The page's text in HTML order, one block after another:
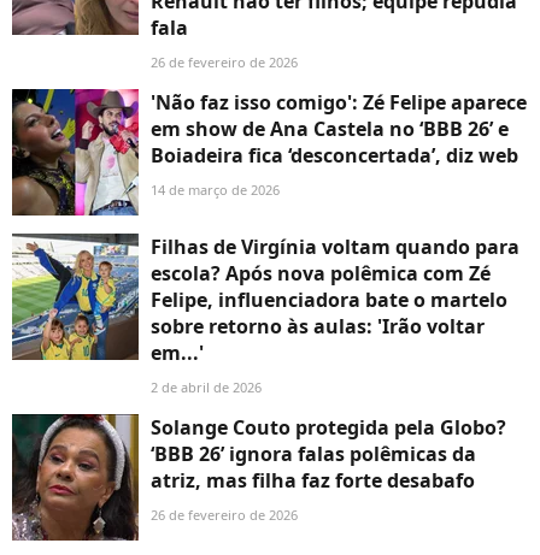
fala
26 de fevereiro de 2026
'Não faz isso comigo': Zé Felipe aparece
em show de Ana Castela no ‘BBB 26’ e
Boiadeira fica ‘desconcertada’, diz web
14 de março de 2026
Filhas de Virgínia voltam quando para
escola? Após nova polêmica com Zé
Felipe, influenciadora bate o martelo
sobre retorno às aulas: 'Irão voltar
em...'
2 de abril de 2026
Solange Couto protegida pela Globo?
‘BBB 26’ ignora falas polêmicas da
atriz, mas filha faz forte desabafo
26 de fevereiro de 2026